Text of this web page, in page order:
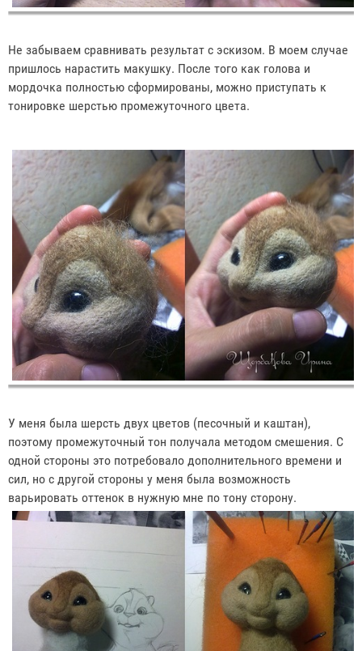
Не забываем сравнивать результат с эскизом. В моем случае
пришлось нарастить макушку. После того как голова и
мордочка полностью сформированы, можно приступать к
тонировке шерстью промежуточного цвета.
У меня была шерсть двух цветов (песочный и каштан),
поэтому промежуточный тон получала методом смешения. С
одной стороны это потребовало дополнительного времени и
сил, но с другой стороны у меня была возможность
варьировать оттенок в нужную мне по тону сторону.